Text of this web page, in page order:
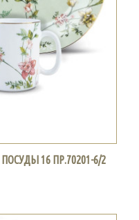
16 ПР.70201-6/2